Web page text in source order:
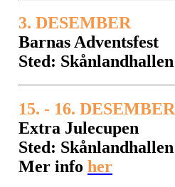
3. DESEMBER
Barnas Adventsfest
Sted: Skånlandhallen
15. - 16. DESEMBER
Extra Julecupen
Sted: Skånlandhallen
Mer info her